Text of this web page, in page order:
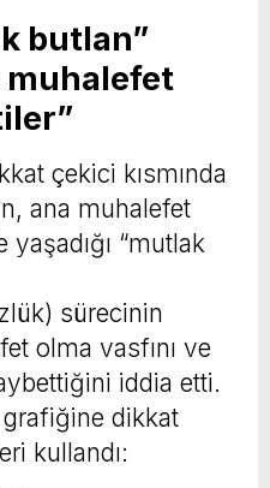
butlan”
muhalefet
çekici kısmında
ana muhalefet
“mutlak
sürecinin
olma vasfını ve
iddia etti.
grafiğine dikkat
kullandı: